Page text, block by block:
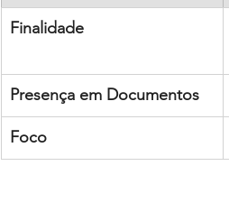
Finalidade
Presença em Documentos
Foco